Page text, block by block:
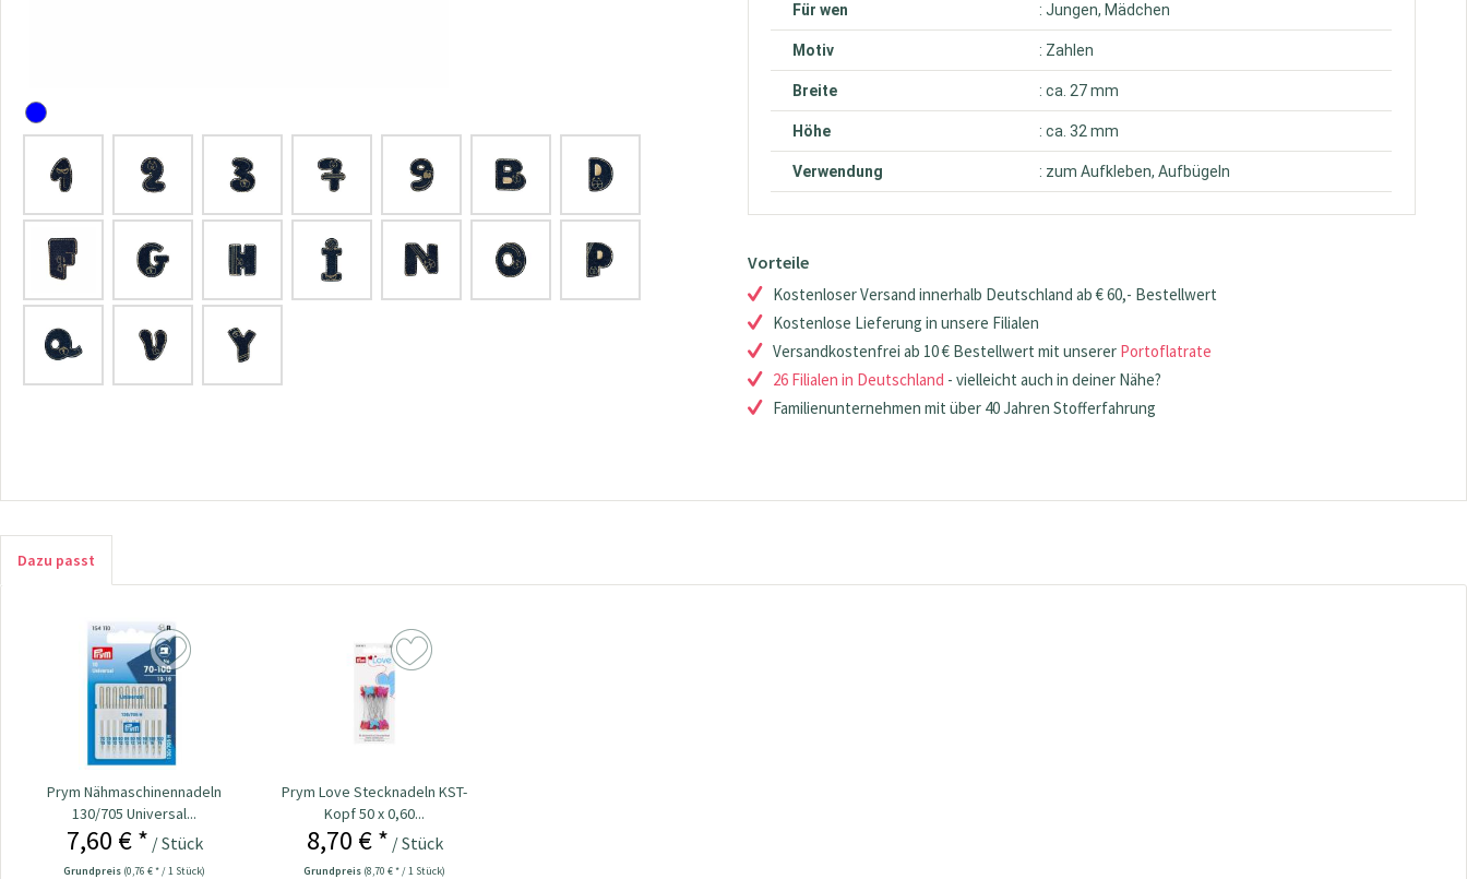
Für wen : Jungen, Mädchen
Motiv : Zahlen
Breite : ca. 27 mm
Höhe : ca. 32 mm
Verwendung : zum Aufkleben, Aufbügeln
Vorteile
Kostenloser Versand innerhalb Deutschland ab € 60,- Bestellwert
Kostenlose Lieferung in unsere Filialen
Versandkostenfrei ab 10 € Bestellwert mit unserer Portoflatrate
26 Filialen in Deutschland - vielleicht auch in deiner Nähe?
Familienunternehmen mit über 40 Jahren Stofferfahrung
Dazu passt
Prym Nähmaschinennadeln
130/705 Universal...
7,60 € * / Stück
Grundpreis (0,76 € * / 1 Stück)
Prym Love Stecknadeln KST-
Kopf 50 x 0,60...
8,70 € * / Stück
Grundpreis (8,70 € * / 1 Stück)